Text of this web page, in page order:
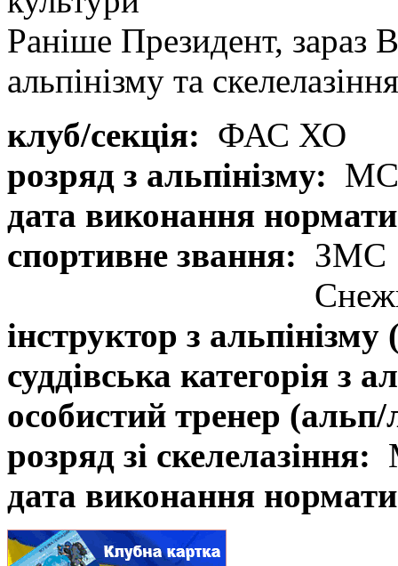
Раніше Президент, зараз
альпінізму та
клуб/секція: ФАС ХО
розряд з альпінізму:
дата виконання
спортивне звання: ЗМС
інструктор з
суддівська категорія з
особистий тренер
розряд зі скелелазіння:
дата виконання